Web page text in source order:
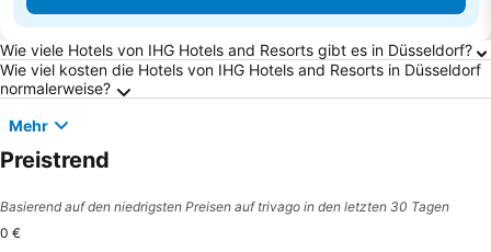
Häufig gestellte Fragen zu Düsseldorf
Wie viele Hotels von IHG Hotels and Resorts gibt es in Düsseldorf?
Wie viel kosten die Hotels von IHG Hotels and Resorts in Düsseldorf
normalerweise?
Mehr
Preistrend
Basierend auf den niedrigsten Preisen auf trivago in den letzten 30 Tagen
0 €